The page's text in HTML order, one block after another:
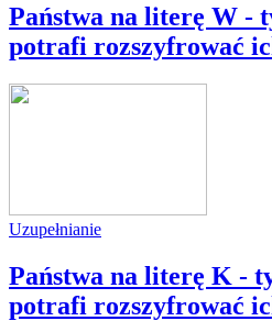
Państwa na literę W -
potrafi rozszyfrować
Uzupełnianie
Państwa na literę K -
potrafi rozszyfrować